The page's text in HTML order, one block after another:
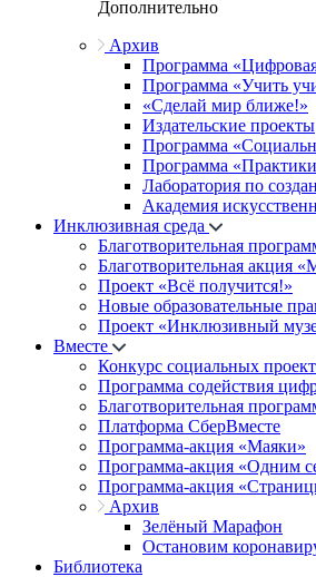
Дополнительно
Архив
Программа
Программа «Учить
«Сделай мир ближе!»
Издательские проекты
Программа
Программа
Лаборатория по
Академия
Инклюзивная среда
Благотворительная
Благотворительная акция
Проект «Всё получится!»
Новые образовательные
Проект «Инклюзивный
Вместе
Конкурс социальных
Программа содействия
Благотворительная
Платформа СберВместе
Программа-акция «Маяки»
Программа-акция «Одним
Программа-акция
Архив
Зелёный Марафон
Остановим
Библиотека